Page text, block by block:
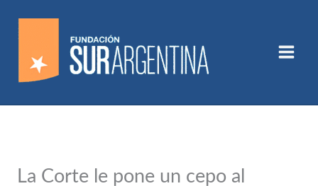
contenido
La Corte le pone un cepo al